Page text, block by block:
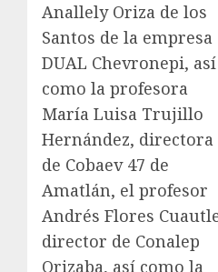
Anallely Oriza de los
Santos de la empresa
DUAL Chevronepi, así
como la profesora
María Luisa Trujillo
Hernández, directora
de Cobaev 47 de
Amatlán, el profesor
Andrés Flores
director de Conalep
Orizaba, así como la